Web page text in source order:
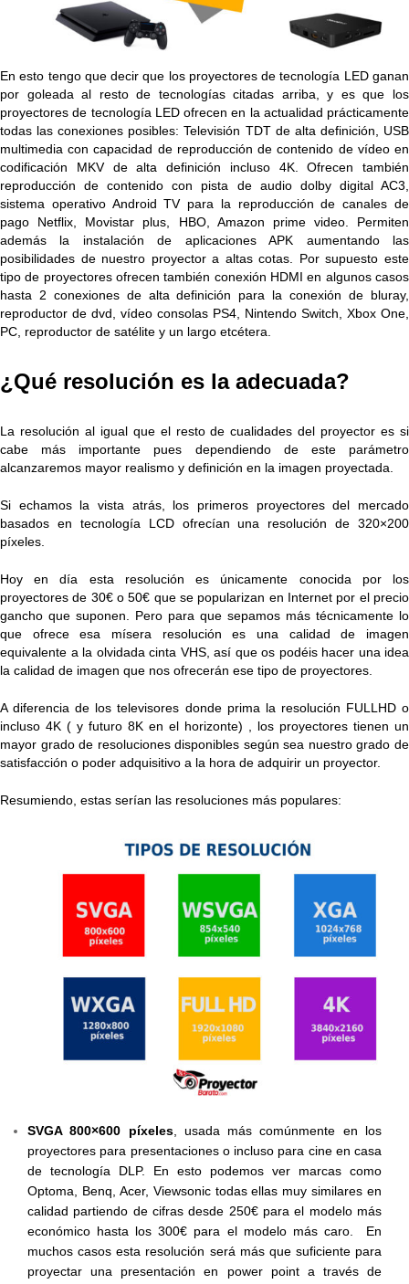
En esto tengo que decir que los proyectores de tecnología LED ganan
por goleada al resto de tecnologías citadas arriba, y es que los
proyectores de tecnología LED ofrecen en la actualidad prácticamente
todas las conexiones posibles: Televisión TDT de alta definición, USB
multimedia con capacidad de reproducción de contenido de vídeo en
codificación MKV de alta definición incluso 4K. Ofrecen también
reproducción de contenido con pista de audio dolby digital AC3,
sistema operativo Android TV para la reproducción de canales de
pago Netflix, Movistar plus, HBO, Amazon prime video. Permiten
además la instalación de aplicaciones APK aumentando las
posibilidades de nuestro proyector a altas cotas. Por supuesto este
tipo de proyectores ofrecen también conexión HDMI en algunos casos
hasta 2 conexiones de alta definición para la conexión de bluray,
reproductor de dvd, vídeo consolas PS4, Nintendo Switch, Xbox One,
PC, reproductor de satélite y un largo etcétera.
¿Qué resolución es la adecuada?
La resolución al igual que el resto de cualidades del proyector es si
cabe más importante pues dependiendo de este parámetro
alcanzaremos mayor realismo y definición en la imagen proyectada.
Si echamos la vista atrás, los primeros proyectores del mercado
basados en tecnología LCD ofrecían una resolución de 320×200
píxeles.
Hoy en día esta resolución es únicamente conocida por los
proyectores de 30€ o 50€ que se popularizan en Internet por el precio
gancho que suponen. Pero para que sepamos más técnicamente lo
que ofrece esa mísera resolución es una calidad de imagen
equivalente a la olvidada cinta VHS, así que os podéis hacer una idea
la calidad de imagen que nos ofrecerán ese tipo de proyectores.
A diferencia de los televisores donde prima la resolución FULLHD o
incluso 4K ( y futuro 8K en el horizonte) , los proyectores tienen un
mayor grado de resoluciones disponibles según sea nuestro grado de
satisfacción o poder adquisitivo a la hora de adquirir un proyector.
Resumiendo, estas serían las resoluciones más populares:
SVGA 800×600 píxeles, usada más comúnmente en los
proyectores para presentaciones o incluso para cine en casa
de tecnología DLP. En esto podemos ver marcas como
Optoma, Benq, Acer, Viewsonic todas ellas muy similares en
calidad partiendo de cifras desde 250€ para el modelo más
económico hasta los 300€ para el modelo más caro. En
muchos casos esta resolución será más que suficiente para
proyectar una presentación en power point a través de